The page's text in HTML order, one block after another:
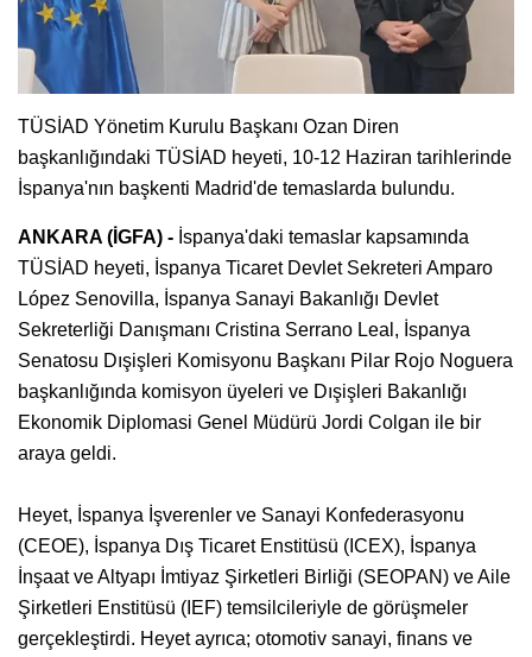
TÜSİAD Yönetim Kurulu Başkanı Ozan Diren
başkanlığındaki TÜSİAD heyeti, 10-12 Haziran tarihlerinde
İspanya'nın başkenti Madrid'de temaslarda bulundu.
ANKARA (İGFA) - İspanya'daki temaslar kapsamında
TÜSİAD heyeti, İspanya Ticaret Devlet Sekreteri Amparo
López Senovilla, İspanya Sanayi Bakanlığı Devlet
Sekreterliği Danışmanı Cristina Serrano Leal, İspanya
Senatosu Dışişleri Komisyonu Başkanı Pilar Rojo Noguera
başkanlığında komisyon üyeleri ve Dışişleri Bakanlığı
Ekonomik Diplomasi Genel Müdürü Jordi Colgan ile bir
araya geldi.
Heyet, İspanya İşverenler ve Sanayi Konfederasyonu
(CEOE), İspanya Dış Ticaret Enstitüsü (ICEX), İspanya
İnşaat ve Altyapı İmtiyaz Şirketleri Birliği (SEOPAN) ve Aile
Şirketleri Enstitüsü (IEF) temsilcileriyle de görüşmeler
gerçekleştirdi. Heyet ayrıca; otomotiv sanayi, finans ve